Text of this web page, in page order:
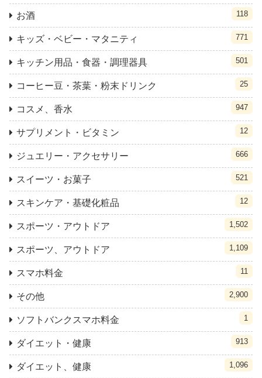
お酒 118
キッズ・ベビー・マタニティ 771
キッチン用品・食器・調理器具 501
コーヒー豆・茶葉・粉末ドリンク 25
コスメ、香水 947
サプリメント・ビタミン 12
ジュエリー・アクセサリー 666
スイーツ・お菓子 521
スキンケア・基礎化粧品 12
スポーツ・アウトドア 1,502
スポーツ、アウトドア 1,109
スマホ料金 11
その他 2,900
ソフトバンクスマホ料金 1
ダイエット・健康 913
ダイエット、健康 1,096